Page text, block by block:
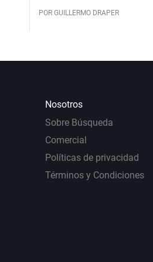
POR GUILLERMO DRAPER
Nosotros
Sobre Búsqueda
Comercial
Políticas de privacidad
Términos y Condiciones